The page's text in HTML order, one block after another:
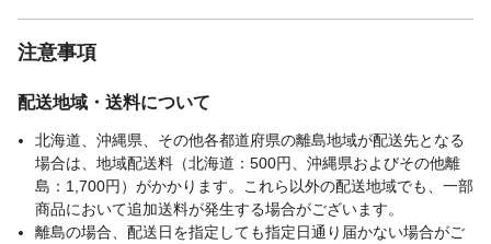
注意事項
配送地域・送料について
北海道、沖縄県、その他各都道府県の離島地域が配送先となる
場合は、地域配送料（北海道：500円、沖縄県およびその他離
島：1,700円）がかかります。これら以外の配送地域でも、一部
商品において追加送料が発生する場合がございます。
離島の場合、配送日を指定しても指定日通り届かない場合がご